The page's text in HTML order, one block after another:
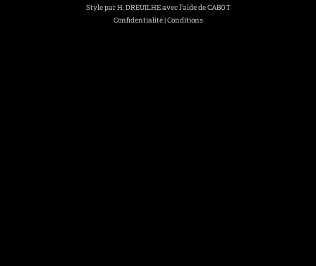
Style parH. DREUILHE avec l'aide de CABOT
Confidentialité|Conditions